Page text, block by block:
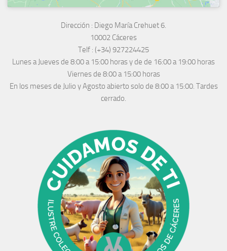
Dirección : Diego María Crehuet 6.
10002 Cáceres
Telf : (+34) 927224425
Lunes a Jueves de 8:00 a 15:00 horas y de de 16:00 a 19:00 horas
Viernes de 8:00 a 15:00 horas
En los meses de Julio y Agosto abierto solo de 8:00 a 15:00. Tardes
cerrado.